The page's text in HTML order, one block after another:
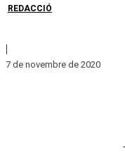
REDACCIÓ
|
7 de novembre de 2020